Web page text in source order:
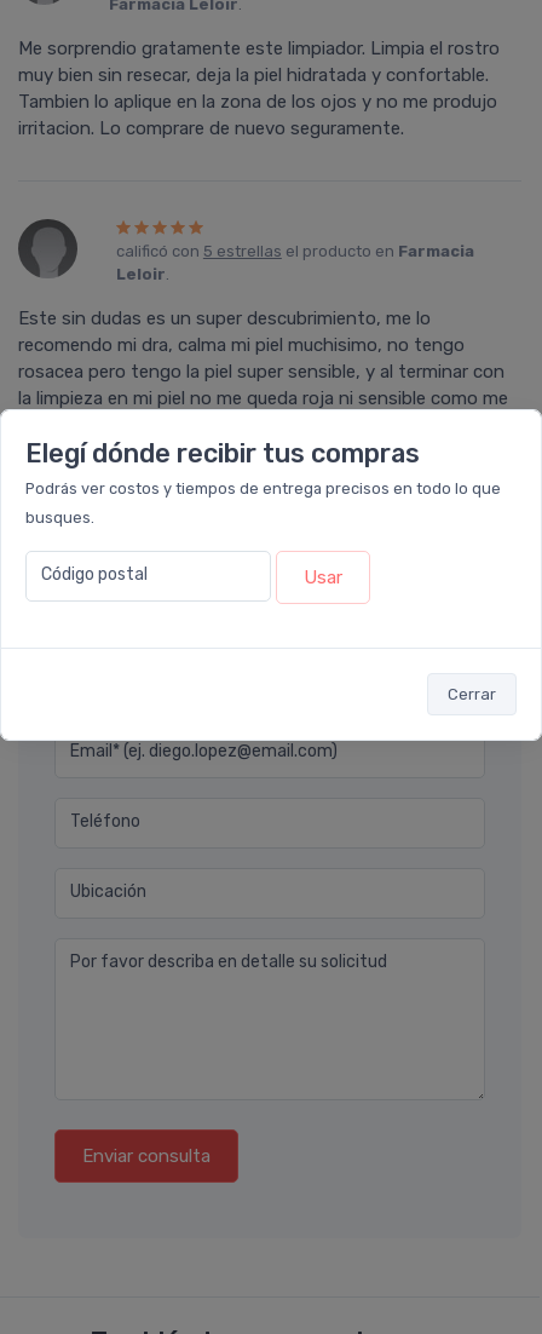
Elegí dónde recibir tus compras
Podrás ver costos y tiempos de entrega precisos en todo lo que
busques.
Código postal Usar
Cerrar
Farmacia Leloir.
Me sorprendio gratamente este limpiador. Limpia el rostro
muy bien sin resecar, deja la piel hidratada y confortable.
Tambien lo aplique en la zona de los ojos y no me produjo
irritacion. Lo comprare de nuevo seguramente.
calificó con 5 estrellas el producto en Farmacia
Leloir.
Este sin dudas es un super descubrimiento, me lo
recomendo mi dra, calma mi piel muchisimo, no tengo
rosacea pero tengo la piel super sensible, y al terminar con
la limpieza en mi piel no me queda roja ni sensible como me
Déjanos tu consulta
Email* (ej. diego.lopez@email.com)
Teléfono
Ubicación
Por favor describa en detalle su solicitud
Enviar consulta